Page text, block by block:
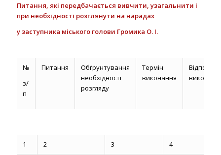
Питання, які передбачається вивчити, узагальнити і
при необхідності розглянути на нарадах
у заступника міського голови Громика О. І.
№
з/
п
Питання
Обґрунтування
необхідності
розгляду
Термін
виконання
виконавці
1 2 3 4